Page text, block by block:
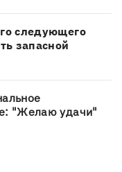
следующего
запасной
"Желаю удачи"